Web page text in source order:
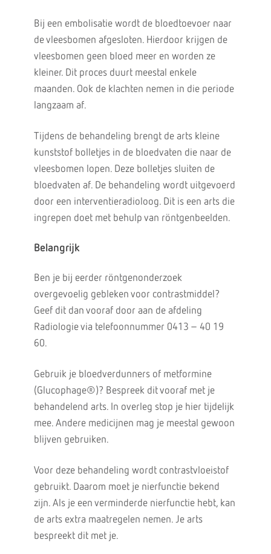
Bij een embolisatie wordt de bloedtoevoer naar
de vleesbomen afgesloten. Hierdoor krijgen de
vleesbomen geen bloed meer en worden ze
kleiner. Dit proces duurt meestal enkele
maanden. Ook de klachten nemen in die periode
langzaam af.
Tijdens de behandeling brengt de arts kleine
kunststof bolletjes in de bloedvaten die naar de
vleesbomen lopen. Deze bolletjes sluiten de
bloedvaten af. De behandeling wordt uitgevoerd
door een interventieradioloog. Dit is een arts die
ingrepen doet met behulp van röntgenbeelden.
Belangrijk
Ben je bij eerder röntgenonderzoek
overgevoelig gebleken voor contrastmiddel?
Geef dit dan vooraf door aan de afdeling
Radiologie via telefoonnummer 0413 – 40 19
60.
Gebruik je bloedverdunners of metformine
(Glucophage®)? Bespreek dit vooraf met je
behandelend arts. In overleg stop je hier tijdelijk
mee. Andere medicijnen mag je meestal gewoon
blijven gebruiken.
Voor deze behandeling wordt contrastvloeistof
gebruikt. Daarom moet je nierfunctie bekend
zijn. Als je een verminderde nierfunctie hebt, kan
de arts extra maatregelen nemen. Je arts
bespreekt dit met je.